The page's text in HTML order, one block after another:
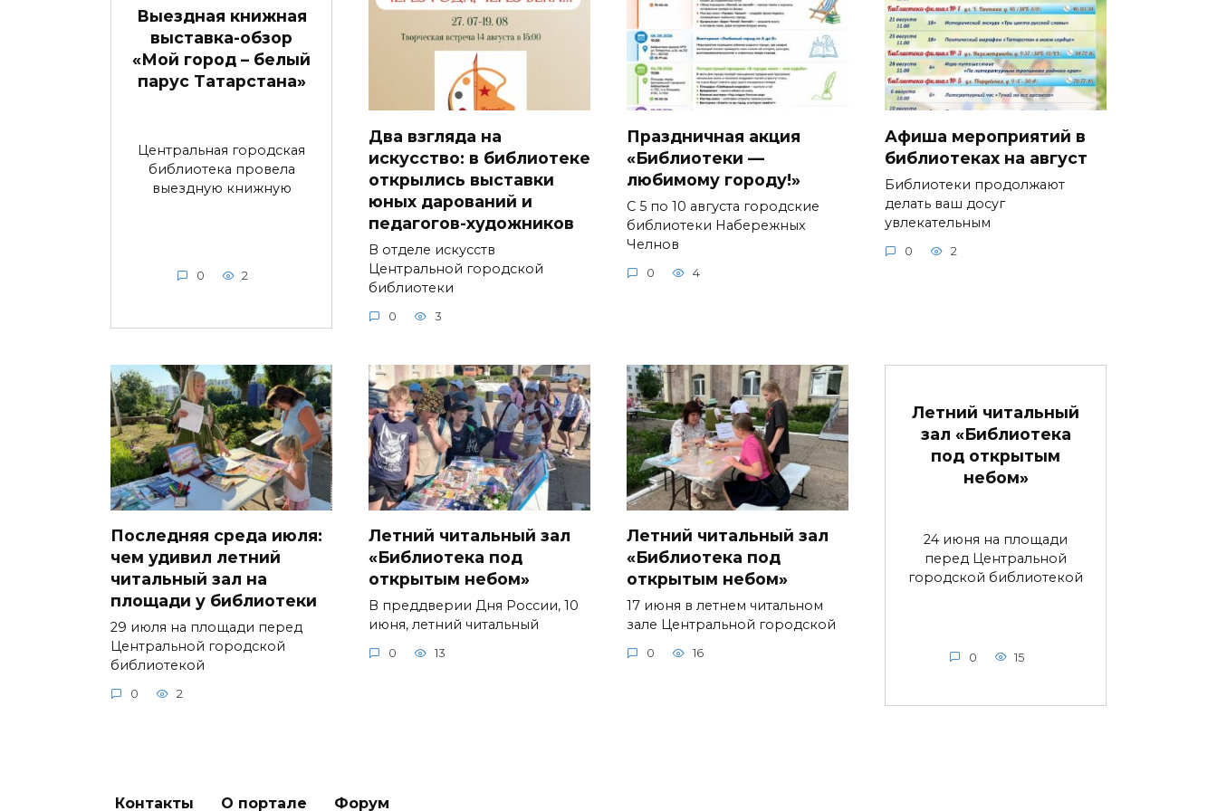
Выездная книжная
выставка-обзор
«Мой город – белый
парус Татарстана»
Центральная городская
библиотека провела
выездную книжную
0 2
Два взгляда на
искусство: в библиотеке
открылись выставки
юных дарований и
педагогов-художников
В отделе искусств
Центральной городской
библиотеки
0 3
Праздничная акция
«Библиотеки —
любимому городу!»
С 5 по 10 августа городские
библиотеки Набережных
Челнов
0 4
Афиша мероприятий в
библиотеках на август
Библиотеки продолжают
делать ваш досуг
увлекательным
0 2
Последняя среда июля:
чем удивил летний
читальный зал на
площади у библиотеки
29 июля на площади перед
Центральной городской
библиотекой
0 2
Летний читальный зал
«Библиотека под
открытым небом»
В преддверии Дня России, 10
июня, летний читальный
0 13
Летний читальный зал
«Библиотека под
открытым небом»
17 июня в летнем читальном
зале Центральной городской
0 16
Летний читальный
зал «Библиотека
под открытым
небом»
24 июня на площади
перед Центральной
городской библиотекой
0 15
Контакты О портале Форум